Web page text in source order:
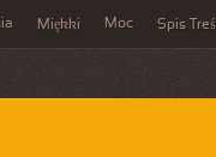
Miękki Moc Spis